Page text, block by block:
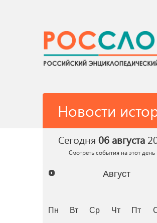
Новости
Сегодня 06 августа
Смотреть события на этот день
Август
Пн Вт Ср Чт Пт